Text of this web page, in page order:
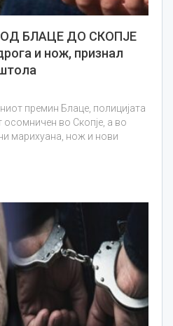
БЛАЦЕ ДО СКОПЈЕ
и нож, признал
премин Блаце, полицијата
во Скопје, а во
марихуана, нож и нови